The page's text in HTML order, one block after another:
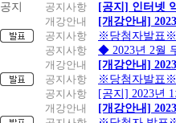
공지
공지사항
[공지] 인터넷
개강안내
[개강안내]
공지사항
※당첨자발표
공지사항
◆ 2023년 2월
개강안내
[개강안내]
공지사항
※당첨자발표
공지사항
[공지] 2023년
개강안내
[개강안내]